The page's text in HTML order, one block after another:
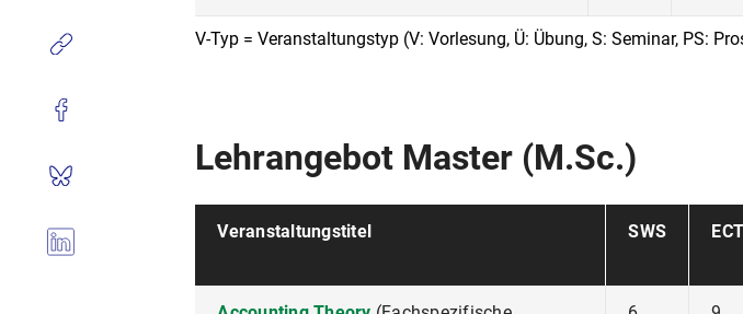
V-Typ = Veranstaltungstyp (V: Vorlesung, Ü: Übung, S: Seminar, PS:
Lehrangebot Master (M.Sc.)
Veranstaltungstitel SWS